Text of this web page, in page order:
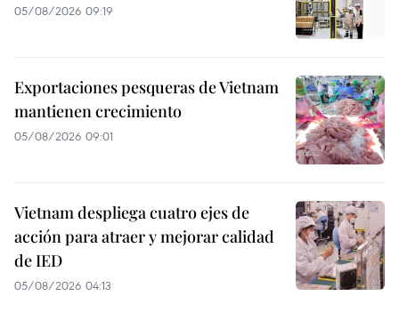
05/08/2026 09:19
Exportaciones pesqueras de Vietnam
mantienen crecimiento
05/08/2026 09:01
Vietnam despliega cuatro ejes de
acción para atraer y mejorar calidad
de IED
05/08/2026 04:13